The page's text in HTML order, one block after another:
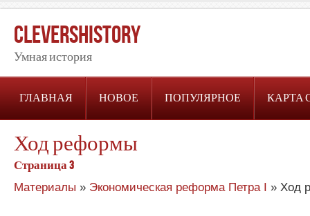
CleversHistory
Умная история
ГЛАВНАЯ НОВОЕ ПОПУЛЯРНОЕ КАРТА
Ход реформы
Страница 3
Материалы » Экономическая реформа Петра I » Ход